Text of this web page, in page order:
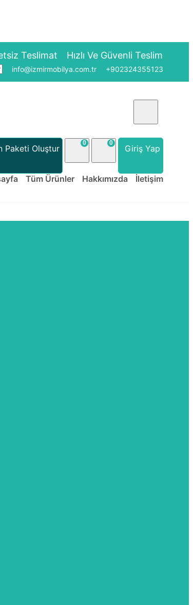
Hızlı Ve Güvenli Teslimat
info@izmirmobilya.com.tr +902324355123
Paketi Oluştur
0 0
Giriş Yap
Tüm Ürünler Hakkımızda İletişim